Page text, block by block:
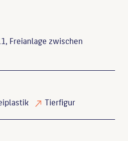
Freianlage zwischen
Tierfigur